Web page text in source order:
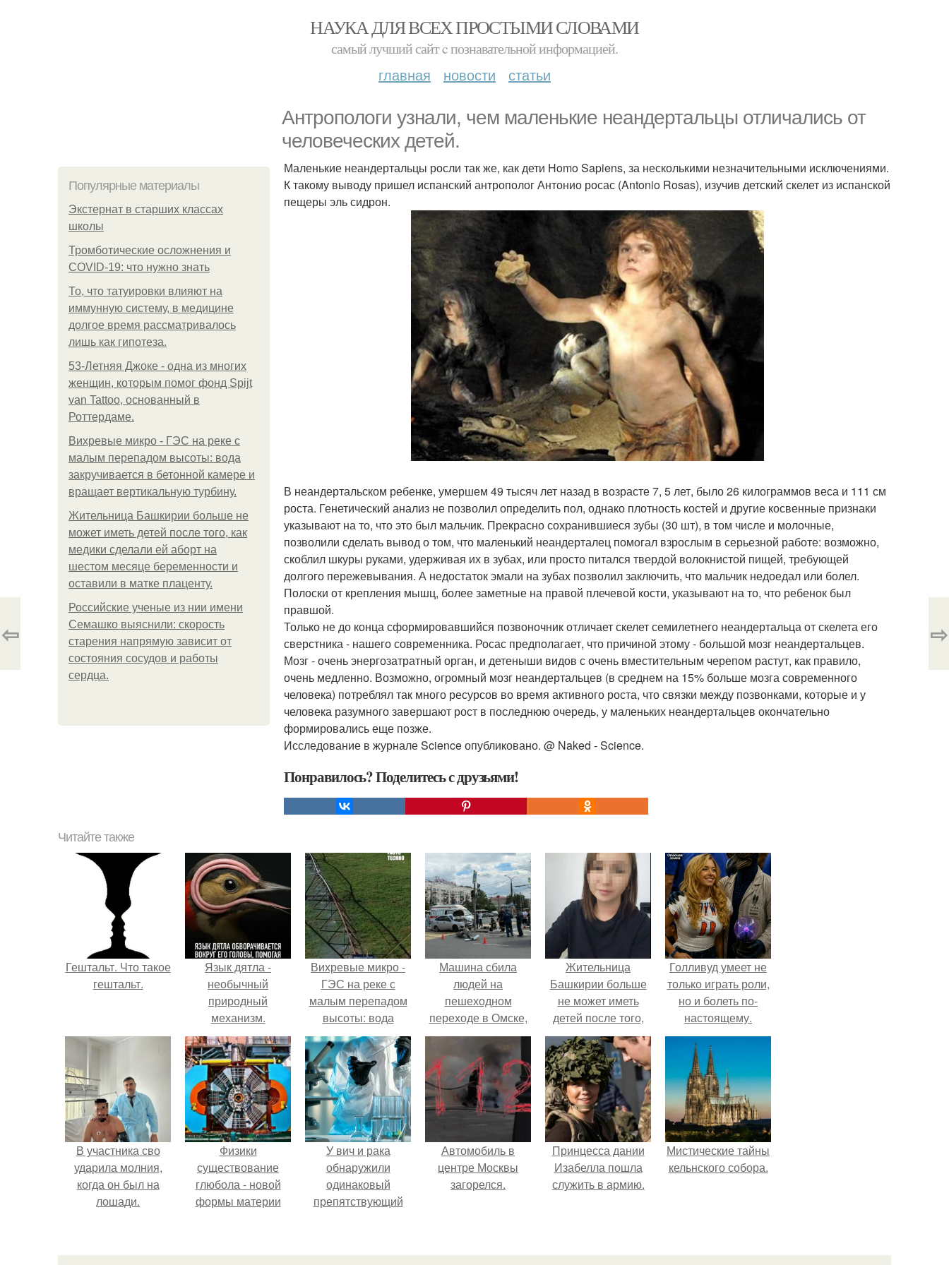
НАУКА ДЛЯ ВСЕХ ПРОСТЫМИ СЛОВАМИ
самый лучший сайт c познавательной информацией.
главная новости статьи
Антропологи узнали, чем маленькие неандертальцы отличались от
человеческих детей.
Популярные материалы
Экстернат в старших классах
школы
Тромботические осложнения и
COVID-19: что нужно знать
То, что татуировки влияют на
иммунную систему, в медицине
долгое время рассматривалось
лишь как гипотеза.
53-Летняя Джоке - одна из многих
женщин, которым помог фонд Spijt
van Tattoo, основанный в
Роттердаме.
Вихревые микро - ГЭС на реке с
малым перепадом высоты: вода
закручивается в бетонной камере и
вращает вертикальную турбину.
Жительница Башкирии больше не
может иметь детей после того, как
медики сделали ей аборт на
шестом месяце беременности и
оставили в матке плаценту.
Российские ученые из нии имени
Семашко выяснили: скорость
старения напрямую зависит от
состояния сосудов и работы
сердца.
Маленькие неандертальцы росли так же, как дети Homo Sapiens, за несколькими незначительными исключениями.
К такому выводу пришел испанский антрополог Антонио росас (Antonio Rosas), изучив детский скелет из испанской
пещеры эль сидрон.
В неандертальском ребенке, умершем 49 тысяч лет назад в возрасте 7, 5 лет, было 26 килограммов веса и 111 см
роста. Генетический анализ не позволил определить пол, однако плотность костей и другие косвенные признаки
указывают на то, что это был мальчик. Прекрасно сохранившиеся зубы (30 шт), в том числе и молочные,
позволили сделать вывод о том, что маленький неандерталец помогал взрослым в серьезной работе: возможно,
скоблил шкуры руками, удерживая их в зубах, или просто питался твердой волокнистой пищей, требующей
долгого пережевывания. А недостаток эмали на зубах позволил заключить, что мальчик недоедал или болел.
Полоски от крепления мышц, более заметные на правой плечевой кости, указывают на то, что ребенок был
правшой.
Только не до конца сформировавшийся позвоночник отличает скелет семилетнего неандертальца от скелета его
сверстника - нашего современника. Росас предполагает, что причиной этому - большой мозг неандертальцев.
Мозг - очень энергозатратный орган, и детеныши видов с очень вместительным черепом растут, как правило,
очень медленно. Возможно, огромный мозг неандертальцев (в среднем на 15% больше мозга современного
человека) потреблял так много ресурсов во время активного роста, что связки между позвонками, которые и у
человека разумного завершают рост в последнюю очередь, у маленьких неандертальцев окончательно
формировались еще позже.
Исследование в журнале Science опубликовано. @ Naked - Science.
Понравилось? Поделитесь с друзьями!
⇦ ⇨
Читайте также
Гештальт. Что такое
гештальт.
Язык дятла -
необычный
природный
механизм.
Вихревые микро -
ГЭС на реке с
малым перепадом
высоты: вода
закручивается в
бетонной камере и
вращает
вертикальную
турбину.
Машина сбила
людей на
пешеходном
переходе в Омске,
пострадали 8
человек.
Жительница
Башкирии больше
не может иметь
детей после того,
как медики сделали
ей аборт на шестом
месяце
беременности и
оставили в матке
плаценту.
Голливуд умеет не
только играть роли,
но и болеть по-
настоящему.
В участника сво
ударила молния,
когда он был на
лошади.
Физики
существование
глюбола - новой
формы материи
У вич и рака
обнаружили
одинаковый
препятствующий
Автомобиль в
центре Москвы
загорелся.
Принцесса дании
Изабелла пошла
служить в армию.
Мистические тайны
кельнского собора.